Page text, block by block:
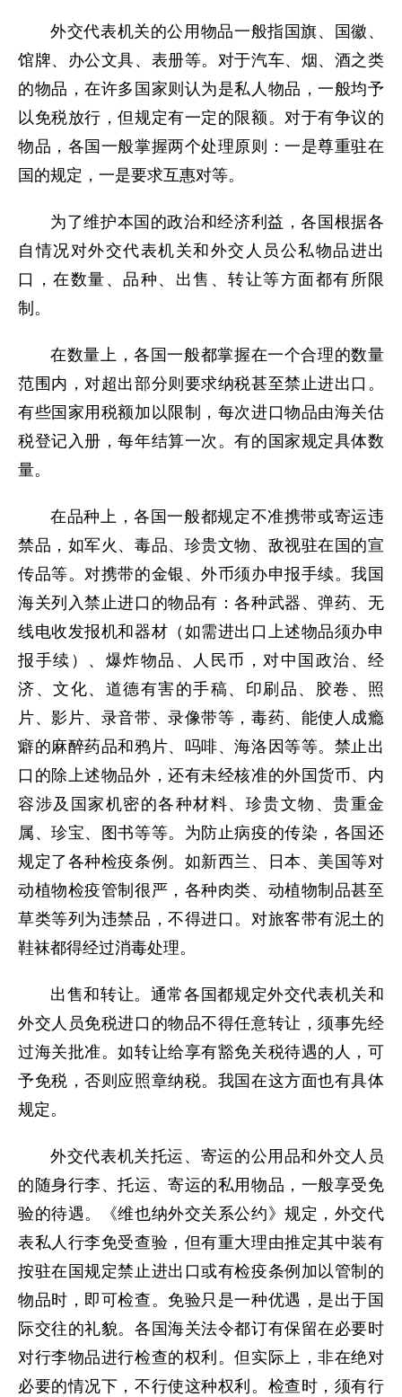
外交代表机关的公用物品一般指国旗、国徽、
馆牌、办公文具、表册等。对于汽车、烟、酒之类
的物品，在许多国家则认为是私人物品，一般均予
以免税放行，但规定有一定的限额。对于有争议的
物品，各国一般掌握两个处理原则：一是尊重驻在
国的规定，一是要求互惠对等。
为了维护本国的政治和经济利益，各国根据各
自情况对外交代表机关和外交人员公私物品进出
口，在数量、品种、出售、转让等方面都有所限
制。
在数量上，各国一般都掌握在一个合理的数量
范围内，对超出部分则要求纳税甚至禁止进出口。
有些国家用税额加以限制，每次进口物品由海关估
税登记入册，每年结算一次。有的国家规定具体数
量。
在品种上，各国一般都规定不准携带或寄运违
禁品，如军火、毒品、珍贵文物、敌视驻在国的宣
传品等。对携带的金银、外币须办申报手续。我国
海关列入禁止进口的物品有：各种武器、弹药、无
线电收发报机和器材（如需进出口上述物品须办申
报手续）、爆炸物品、人民币，对中国政治、经
济、文化、道德有害的手稿、印刷品、胶卷、照
片、影片、录音带、录像带等，毒药、能使人成瘾
癖的麻醉药品和鸦片、吗啡、海洛因等等。禁止出
口的除上述物品外，还有未经核准的外国货币、内
容涉及国家机密的各种材料、珍贵文物、贵重金
属、珍宝、图书等等。为防止病疫的传染，各国还
规定了各种检疫条例。如新西兰、日本、美国等对
动植物检疫管制很严，各种肉类、动植物制品甚至
草类等列为违禁品，不得进口。对旅客带有泥土的
鞋袜都得经过消毒处理。
出售和转让。通常各国都规定外交代表机关和
外交人员免税进口的物品不得任意转让，须事先经
过海关批准。如转让给享有豁免关税待遇的人，可
予免税，否则应照章纳税。我国在这方面也有具体
规定。
外交代表机关托运、寄运的公用品和外交人员
的随身行李、托运、寄运的私用物品，一般享受免
验的待遇。《维也纳外交关系公约》规定，外交代
表私人行李免受查验，但有重大理由推定其中装有
按驻在国规定禁止进出口或有检疫条例加以管制的
物品时，即可检查。免验只是一种优遇，是出于国
际交往的礼貌。各国海关法令都订有保留在必要时
对行李物品进行检查的权利。但实际上，非在绝对
必要的情况下，不行使这种权利。检查时，须有行